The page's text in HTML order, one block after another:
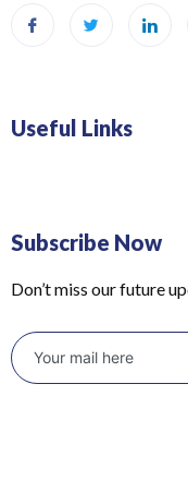
Useful Links
Subscribe Now
Don’t miss our future